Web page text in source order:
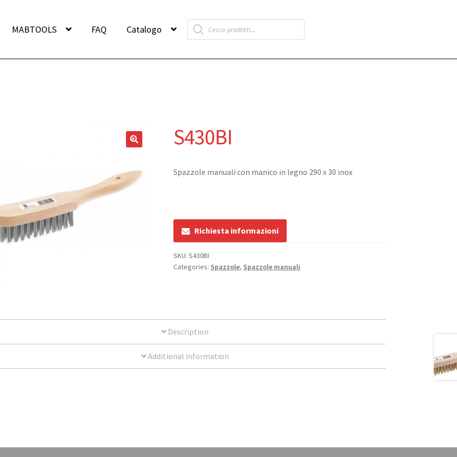
MABTOOLS FAQ Catalogo
Products
search
S430BI
Spazzole manuali con manico in legno 290 x 30 inox
Richiesta informazioni
SKU: S430BI
Categories: Spazzole, Spazzole manuali
Description
Additional information